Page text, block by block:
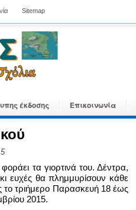
Sitemap
έκδοσης Επικοινωνία
τα γιορτινά του. Δέντρα,
ευχές θα πλημμυρίσουν κάθε
το τριήμερο Παρασκευή 18 έως
2015.